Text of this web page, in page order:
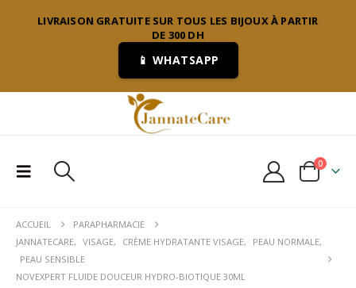
LIVRAISON GRATUITE SUR TOUS LES BIJOUX À PARTIR
DE 300 DH
📱 WHATSAPP
0
ACCUEIL
PARAPHARMACIE
JANNATECARE, VISAGE, CRÈME HYDRATANTE VISAGE, PEAU NORMALE,
PEAU SENSIBLE
NOVEXPERT FLUIDE DOUCEUR HYDRO-BIOTIQUE 30ML